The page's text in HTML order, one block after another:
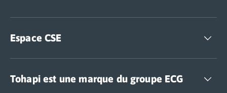
Espace CSE
Tohapi est une marque du groupe ECG